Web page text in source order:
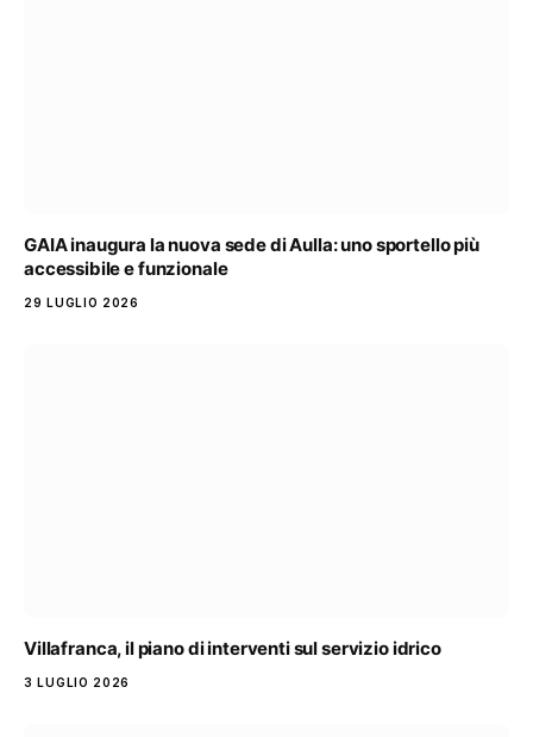
GAIA inaugura la nuova sede di Aulla: uno sportello più
accessibile e funzionale
29 LUGLIO 2026
Villafranca, il piano di interventi sul servizio idrico
3 LUGLIO 2026